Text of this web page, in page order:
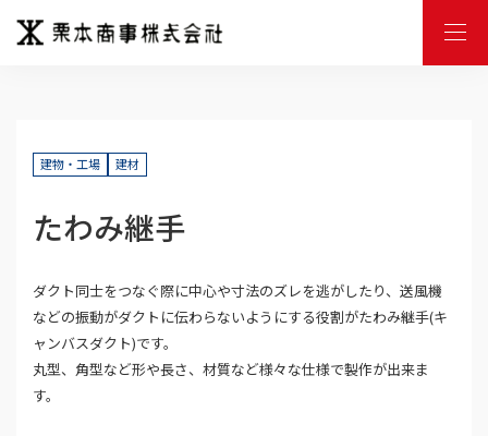
M
建物・工場 建材
たわみ継手
ダクト同士をつなぐ際に中心や寸法のズレを逃がしたり、送風機
などの振動がダクトに伝わらないようにする役割がたわみ継手(キ
ャンバスダクト)です。
丸型、角型など形や長さ、材質など様々な仕様で製作が出来ま
す。